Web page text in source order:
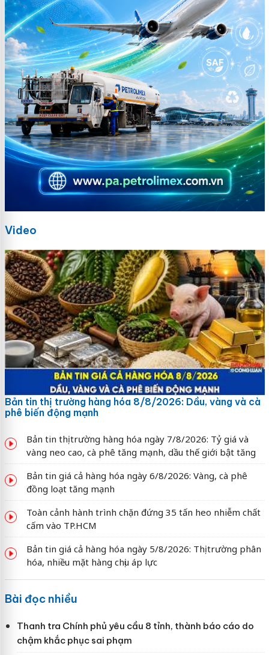
Video
Bản tin thị trường hàng hóa 8/8/2026: Dầu, vàng và cà
phê biến động mạnh
Bản tin thị trường hàng hóa ngày 7/8/2026: Tỷ giá và
vàng neo cao, cà phê tăng mạnh, dầu thế giới bật tăng
Bản tin giá cả hàng hóa ngày 6/8/2026: Vàng, cà phê
đồng loạt tăng mạnh
Toàn cảnh hành trình chặn đứng 35 tấn heo nhiễm chất
cấm vào TP.HCM
Bản tin giá cả hàng hóa ngày 5/8/2026: Thị trường phân
hóa, nhiều mặt hàng chịu áp lực
Bài đọc nhiều
Thanh tra Chính phủ yêu cầu 8 tỉnh, thành báo cáo do
chậm khắc phục sai phạm